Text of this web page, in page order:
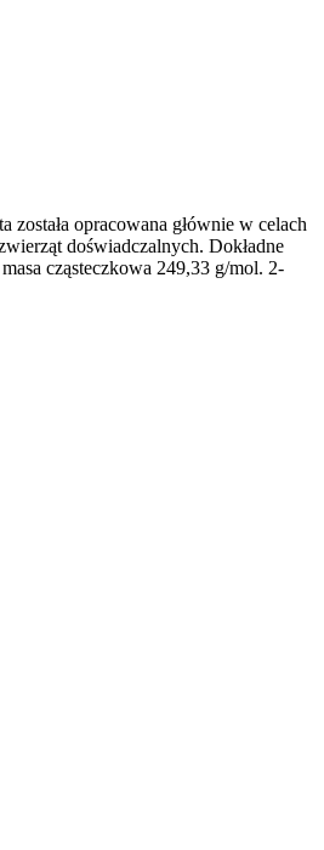
opracowana głównie w celach
doświadczalnych. Dokładne
cząsteczkowa 249,33 g/mol. 2-